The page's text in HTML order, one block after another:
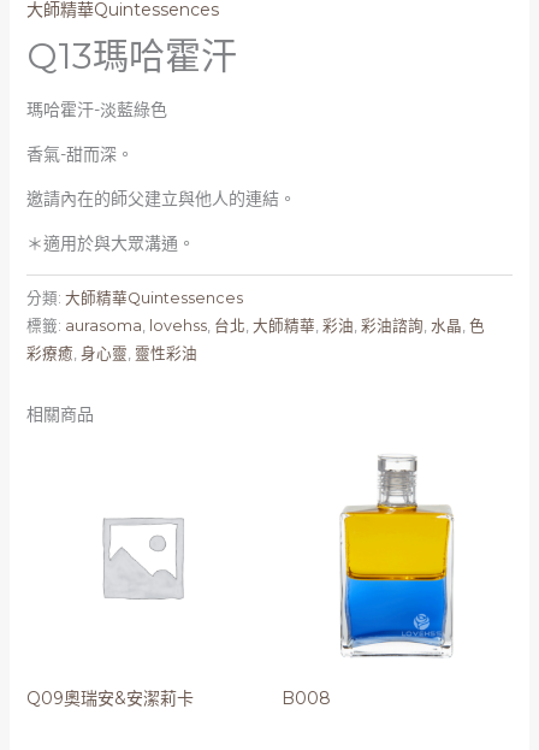
大師精華Quintessences
Q13瑪哈霍汗
瑪哈霍汗-淡藍綠色
香氣-甜而深。
邀請內在的師父建立與他人的連結。
＊適用於與大眾溝通。
分類: 大師精華Quintessences
標籤: aurasoma lovehss, 台北 大師精華 彩油 彩油諮詢 水晶 色
彩療癒 身心靈 靈性彩油
相關商品
Q09奧瑞安&安潔莉卡 B008